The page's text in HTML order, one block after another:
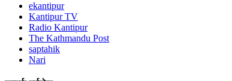
ekantipur
Kantipur TV
Radio Kantipur
The Kathmandu Post
saptahik
Nari